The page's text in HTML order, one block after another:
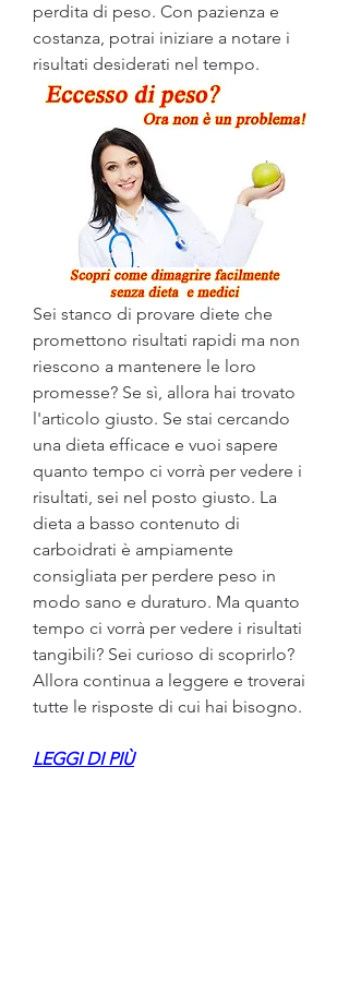
perdita di peso. Con pazienza e
costanza, potrai iniziare a notare i
risultati desiderati nel tempo.
Sei stanco di provare diete che
promettono risultati rapidi ma non
riescono a mantenere le loro
promesse? Se sì, allora hai trovato
l'articolo giusto. Se stai cercando
una dieta efficace e vuoi sapere
quanto tempo ci vorrà per vedere i
risultati, sei nel posto giusto. La
dieta a basso contenuto di
carboidrati è ampiamente
consigliata per perdere peso in
modo sano e duraturo. Ma quanto
tempo ci vorrà per vedere i risultati
tangibili? Sei curioso di scoprirlo?
Allora continua a leggere e troverai
tutte le risposte di cui hai bisogno.
LEGGI DI PIÙ